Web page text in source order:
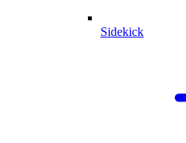
Sidekick